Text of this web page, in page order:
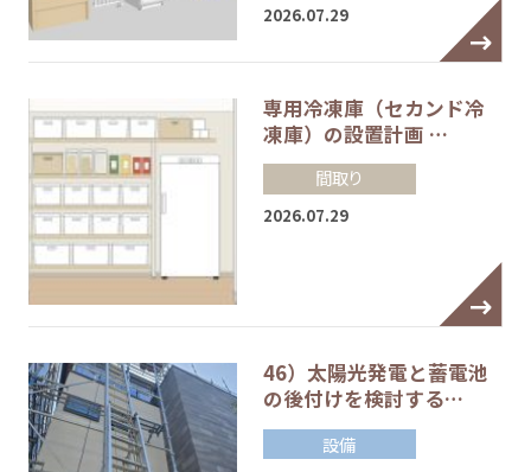
2026.07.29
専用冷凍庫（セカンド冷
凍庫）の設置計画 …
間取り
2026.07.29
46）太陽光発電と蓄電池
の後付けを検討する…
設備